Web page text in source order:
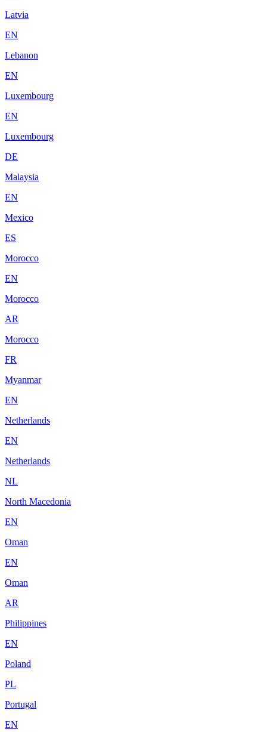
Latvia
EN
Lebanon
EN
Luxembourg
EN
Luxembourg
DE
Malaysia
EN
Mexico
ES
Morocco
EN
Morocco
AR
Morocco
FR
Myanmar
EN
Netherlands
EN
Netherlands
NL
North Macedonia
EN
Oman
EN
Oman
AR
Philippines
EN
Poland
PL
Portugal
EN